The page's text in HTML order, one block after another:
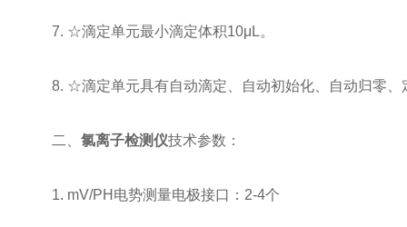
7. ☆滴定单元最小滴定体积10μL。
8. ☆滴定单元具有自动滴定、自动初始化、自动归零、
二、 氯离子检测仪技术参数：
1. mV/PH电势测量电极接口：2-4个